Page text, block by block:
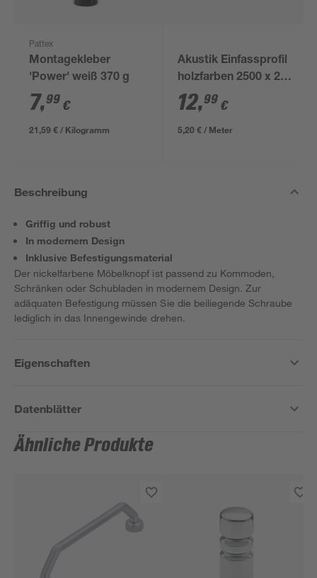
Pattex
Montagekleber
'Power' weiß 370 g
7,99 €
21,59 € / Kilogramm
Akustik Einfassprofil
holzfarben 2500 x 24
mm
12,99 €
5,20 € / Meter
Beschreibung
Griffig und robust
In modernem Design
Inklusive Befestigungsmaterial
Der nickelfarbene Möbelknopf ist passend zu Kommoden,
Schränken oder Schubladen in modernem Design. Zur
adäquaten Befestigung müssen Sie die beiliegende Schraube
lediglich in das Innengewinde drehen.
Eigenschaften
Datenblätter
Ähnliche Produkte